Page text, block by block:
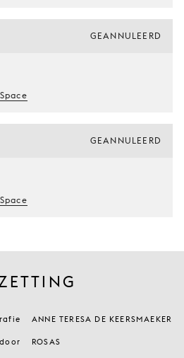
GEANNULEERD
GEANNULEERD
ANNE TERESA DE KEERSMAEKER
ROSAS